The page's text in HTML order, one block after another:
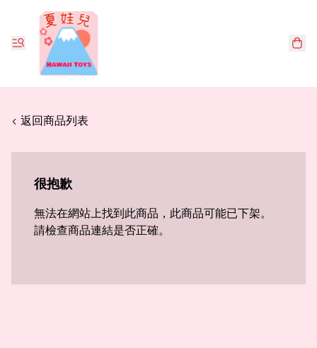
< 返回商品列表
很抱歉
無法在網站上找到此商品，此商品可能已下架。
請檢查商品連結是否正確。